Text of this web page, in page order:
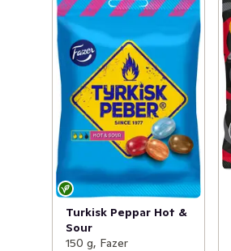
Turkisk Peppar Hot &
Sour
150 g, Fazer